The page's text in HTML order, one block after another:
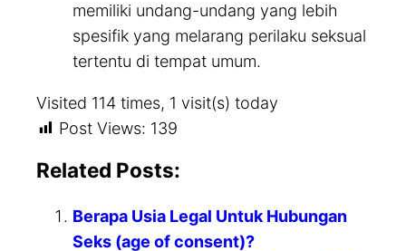
memiliki undang-undang yang lebih
spesifik yang melarang perilaku seksual
tertentu di tempat umum.
Visited 114 times, 1 visit(s) today
Post Views: 139
Related Posts:
Berapa Usia Legal Untuk Hubungan
Seks (age of consent)?